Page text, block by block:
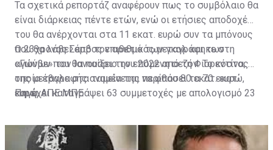
Τα σχετικά ρεπορτάζ αναφέρουν πως το συμβόλαιο θα
είναι διάρκειας πέντε ετών, ενώ οι ετήσιες αποδοχές
του θα ανέρχονται στα 11 εκατ. ευρώ συν τα μπόνους
που θα λάβει από τον αριθμό των γκολ και των
αγώνων που θα παίξει την επόμενη σεζόν. Το κόστος
της μεταγραφής αναμένεται να φθάσει τα 70 εκατ.
ευρώ.
Ο 23χρονος Σέρβος επιθετικός μεταγράφηκε στη
«Γιούβε» τον Ιανουάριο του 2022 από τη Φιορεντίνα, η
οποία έβαλε στα ταμεία της περίπου 80 εκατ. ευρώ,
και έχει καταγράψει 63 συμμετοχές με απολογισμό 23
Πηγή: ΑΠΕ ΜΠΕ